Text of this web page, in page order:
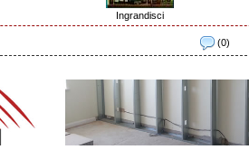
Ingrandisci
(0)